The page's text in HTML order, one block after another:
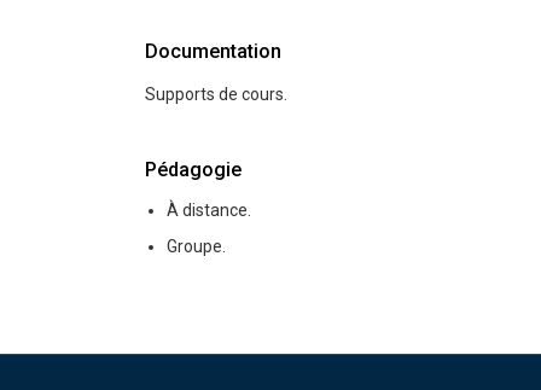
Documentation
Supports de cours.
Pédagogie
À distance.
Groupe.